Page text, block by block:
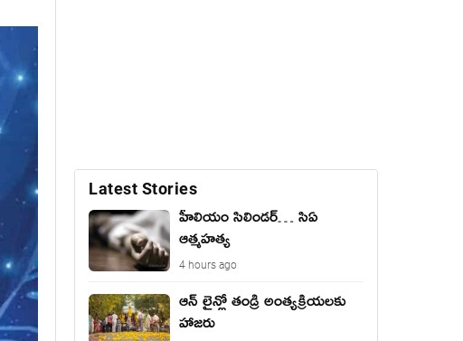
Latest Stories
హీలియం సిలిండర్… సిఏ
ఆత్మహత్య
4 hours ago
ఆన్ లైన్లో తండ్రి అంత్యక్రియలకు
హాజరు